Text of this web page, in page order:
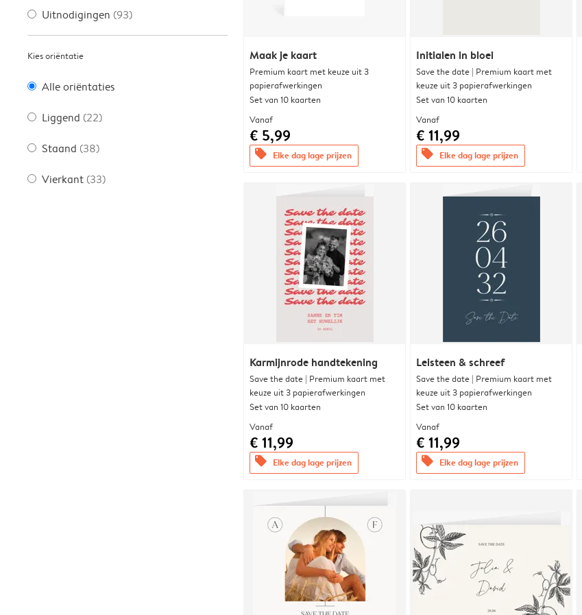
Uitnodigingen (93)
Kies oriëntatie
Alle oriëntaties
Liggend (22)
Staand (38)
Vierkant (33)
Maak je kaart
Premium kaart met keuze uit 3
papierafwerkingen
Set van 10 kaarten
Vanaf
€ 5,99
offers Elke dag lage prijzen
Initialen in bloei
Save the date | Premium kaart met
keuze uit 3 papierafwerkingen
Set van 10 kaarten
Vanaf
€ 11,99
offers Elke dag lage prijzen
Karmijnrode handtekening
Save the date | Premium kaart met
keuze uit 3 papierafwerkingen
Set van 10 kaarten
Vanaf
€ 11,99
offers Elke dag lage prijzen
Leisteen & schreef
Save the date | Premium kaart met
keuze uit 3 papierafwerkingen
Set van 10 kaarten
Vanaf
€ 11,99
offers Elke dag lage prijzen